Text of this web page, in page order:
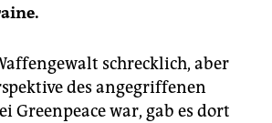
schrecklich, aber
des angegriffenen
Greenpeace war, gab es dort